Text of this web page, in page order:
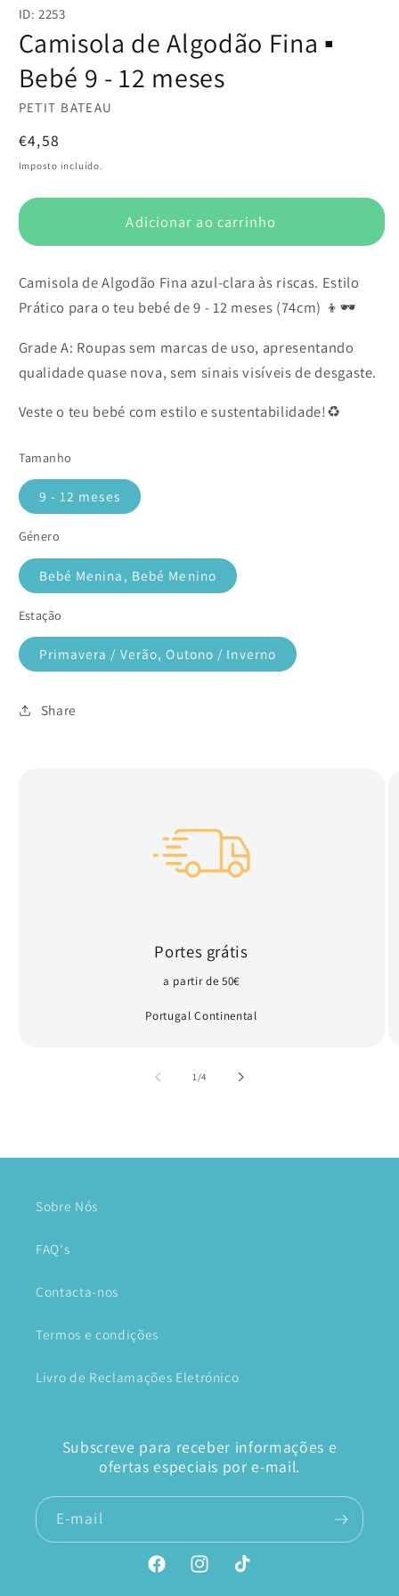
multimédia
em
modal
ID: 2253
Camisola de Algodão Fina ▪️
Bebé 9 - 12 meses
PETIT BATEAU
Preço
normal
€4,58
Imposto incluído.
Adicionar ao carrinho
Camisola de Algodão Fina azul-clara às riscas. Estilo
Prático para o teu bebé de 9 - 12 meses (74cm) 👦🕶️
Grade A: Roupas sem marcas de uso, apresentando
qualidade quase nova, sem sinais visíveis de desgaste.
Veste o teu bebé com estilo e sustentabilidade!♻️
Tamanho
9 - 12 meses
Género
Bebé Menina, Bebé Menino
Estação
Primavera / Verão, Outono / Inverno
Share
Portes grátis
a partir de 50€
Portugal Continental
1/de
4
Sobre Nós
FAQ's
Contacta-nos
Termos e condições
Livro de Reclamações Eletrónico
Subscreve para receber informações e
ofertas especiais por e-mail.
E-mail
FacebookInstagramTikTok